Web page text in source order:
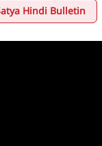
Hindi Bulletin